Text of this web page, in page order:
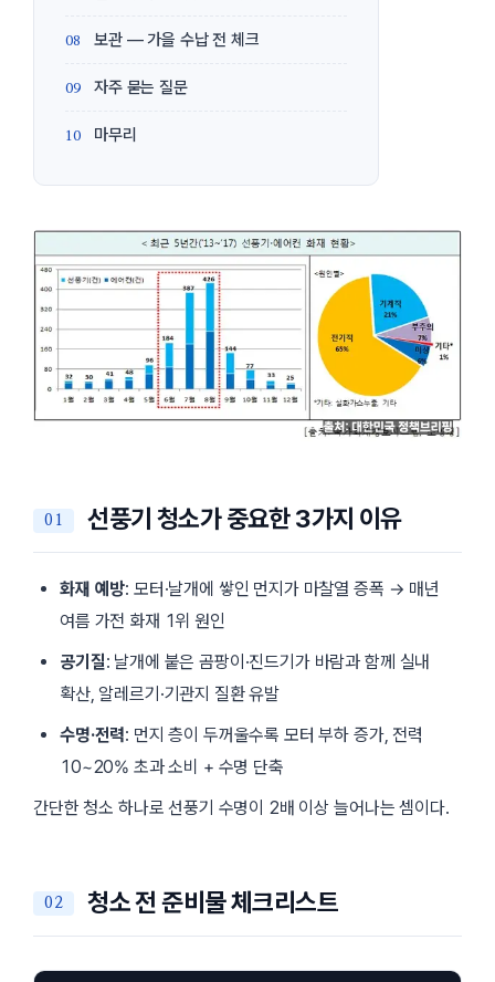
보관 — 가을 수납 전 체크
자주 묻는 질문
마무리
선풍기 청소가 중요한 3가지 이유
화재 예방: 모터·날개에 쌓인 먼지가 마찰열 증폭 → 매년
여름 가전 화재 1위 원인
공기질: 날개에 붙은 곰팡이·진드기가 바람과 함께 실내
확산, 알레르기·기관지 질환 유발
수명·전력: 먼지 층이 두꺼울수록 모터 부하 증가, 전력
10~20% 초과 소비 + 수명 단축
간단한 청소 하나로 선풍기 수명이 2배 이상 늘어나는 셈이다.
청소 전 준비물 체크리스트